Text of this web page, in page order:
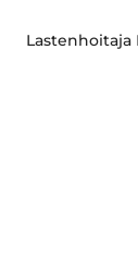
Lastenhoitaja